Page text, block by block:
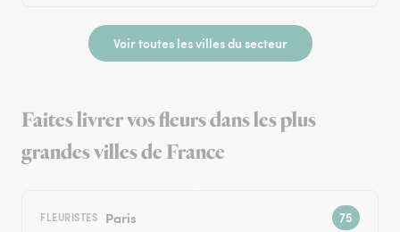
Voir toutes les villes du secteur
Faites livrer vos fleurs dans les plus
grandes villes de France
FLEURISTES Paris